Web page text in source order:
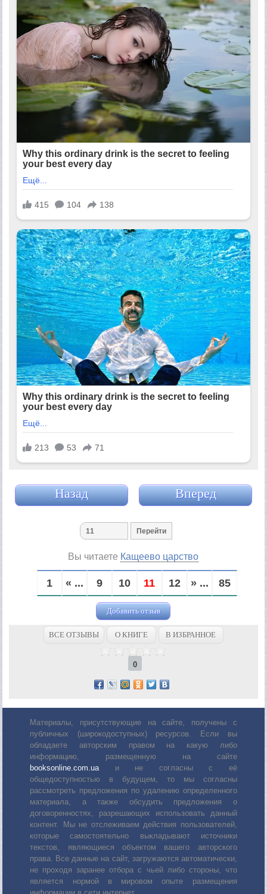
Назад Вперед
Вы читаете Кащеево царство
1 « ... 9 10 11 12 » ... 85
Добавить отзыв
ВСЕ ОТЗЫВЫ О КНИГЕ В ИЗБРАННОЕ
0
Материалы, присутствующие на сайте, получены с
публичных (широкодоступных) ресурсов. Если вы
обладаете авторским правом на какую либо
информацию, размещенную на сайте
booksonline.com.uaи не согласны с её
общедоступностью в будущем, то мы согласны
рассмотреть предложения по удалению определенного
материала, а также обсудить предложения о
договоренностях, разрешающих использовать данный
контент. Мы не отслеживаем действия пользователей,
которые самостоятельно выкладывают источники
текстов, являющиеся объектом вашего авторского
права. Все данные на сайт, загружаются автоматически,
не проходя заранее отбора с чьей либо стороны, что
является нормой в мировом опыте размещения